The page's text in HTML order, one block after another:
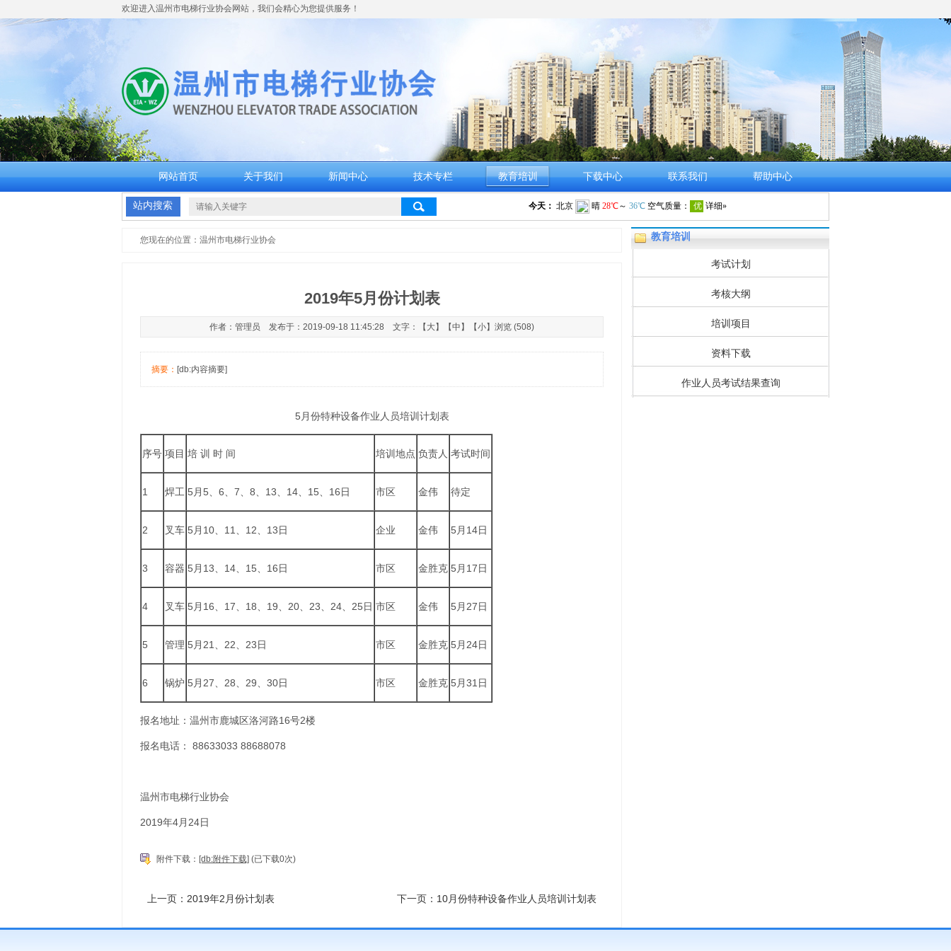
网站首页 关于我们 新闻中心 技术专栏 教育培训 下载中心 联系我们 帮助中心
欢迎进入温州市电梯行业协会网站，我们会精心为您提供服务！
站内搜索
考试计划
考核大纲
培训项目
资料下载
作业人员考试结果查询
教育培训
您现在的位置： 温州市电梯行业协会
2019年5月份计划表
作者：管理员 发布于：2019-09-18 11:45:28 文字：【 大】【中 】【小】浏览 (508)
摘要： [db:内容摘要]
5月份特种设备作业人员培训计划表
序号 项目 培 训 时 间 培训地点 负责人 考试时间
1 焊工 5月5、6、7、8、13、14、15、16日 市区 金伟 待定
2 叉车 5月10、11、12、13日 企业 金伟 5月14日
3 容器 5月13、14、15、16日 市区 金胜克 5月17日
4 叉车 5月16、17、18、19、20、23、24、25日 市区 金伟 5月27日
5 管理 5月21、22、23日 市区 金胜克 5月24日
6 锅炉 5月27、28、29、30日 市区 金胜克 5月31日
报名地址：温州市鹿城区洛河路16号2楼
报名电话： 88633033 88688078
温州市电梯行业协会
2019年4月24日
附件下载： [db:附件下载] (已下载0次)
上一页：2019年2月份计划表 下一页：10月份特种设备作业人员培训计划表